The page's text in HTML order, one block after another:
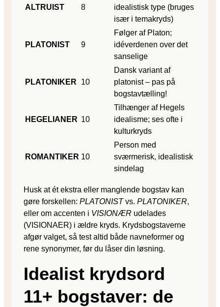
ALTRUIST 8
idealistisk type (bruges
især i temakryds)
PLATONIST 9
Følger af Platon;
idéverdenen over det
sanselige
PLATONIKER 10
Dansk variant af
platonist – pas på
bogstavtælling!
HEGELIANER 10
Tilhænger af Hegels
idealisme; ses ofte i
kulturkryds
ROMANTIKER 10
Person med
sværmerisk, idealistisk
sindelag
Husk at ét ekstra eller manglende bogstav kan
gøre forskellen: PLATONISTvs. PLATONIKER,
eller om accenten i VISIONÆR udelades
(VISIONAER) i ældre kryds. Krydsbogstaverne
afgør valget, så test altid både navneformer og
rene synonymer, før du låser din løsning.
Idealist krydsord
11+ bogstaver: de